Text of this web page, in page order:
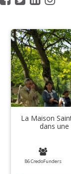
La Maison
dans
86 CredoFunders